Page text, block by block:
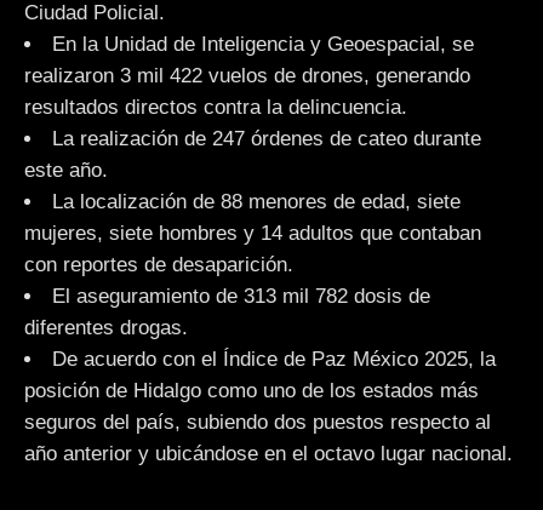
Ciudad Policial.
En la Unidad de Inteligencia y Geoespacial, se
realizaron 3 mil 422 vuelos de drones, generando
resultados directos contra la delincuencia.
La realización de 247 órdenes de cateo durante
este año.
La localización de 88 menores de edad, siete
mujeres, siete hombres y 14 adultos que contaban
con reportes de desaparición.
El aseguramiento de 313 mil 782 dosis de
diferentes drogas.
De acuerdo con el Índice de Paz México 2025, la
posición de Hidalgo como uno de los estados más
seguros del país, subiendo dos puestos respecto al
año anterior y ubicándose en el octavo lugar nacional.